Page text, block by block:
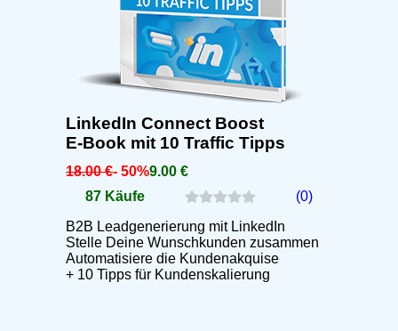
LinkedIn Connect Boost
E-Book mit 10 Traffic Tipps
18.00 €- 50%9.00 €
87 Käufe
(0)
B2B Leadgenerierung mit LinkedIn
Stelle Deine Wunschkunden zusammen
Automatisiere die Kundenakquise
+ 10 Tipps für Kundenskalierung